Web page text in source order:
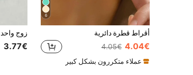
6
أقراط قطرة دائرية
4.04€
4.05€
عملاء متكررون بشكل كبير
3.77€